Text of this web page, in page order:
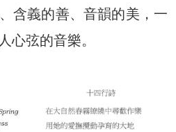
含義的善、音韻的美，一
心弦的音樂。